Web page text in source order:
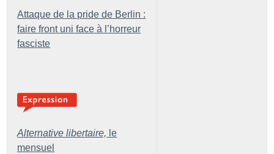
Attaque de la pride de Berlin :
faire front uni face à l’horreur
fasciste
Alternative libertaire, le
mensuel